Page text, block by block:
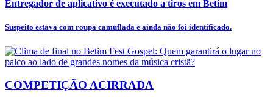
Entregador de aplicativo é executado a tiros em Betim
Suspeito estava com roupa camuflada e ainda não foi identificado.
COMPETIÇÃO ACIRRADA